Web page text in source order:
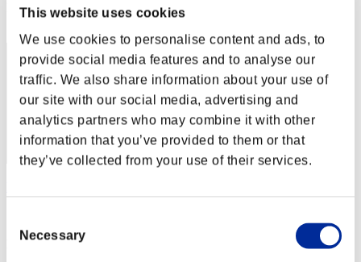
This website uses cookies
We use cookies to personalise content and ads, to
provide social media features and to analyse our
traffic. We also share information about your use of
our site with our social media, advertising and
analytics partners who may combine it with other
information that you’ve provided to them or that
they’ve collected from your use of their services.
Selection
Necessary
RANK
2
RANK